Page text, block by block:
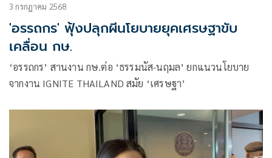
3 กรกฎาคม 2568
'อรรถกร' ฟุ้งปลุกผีนโยบายยุคเศรษฐาขับ
เคลื่อน กษ.
‘อรรถกร’ สานงาน กษ.ต่อ ‘ธรรมนัส-นฤมล’ ยกแนวนโยบาย
จากงาน IGNITE THAILAND สมัย ‘เศรษฐา’